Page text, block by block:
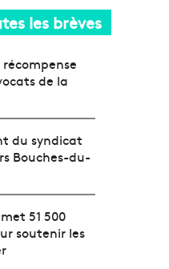
les brèves
de la
du syndicat
Bouches-du-
51 500
soutenir les